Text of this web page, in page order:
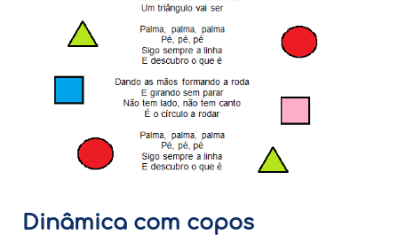
Dinâmica com copos